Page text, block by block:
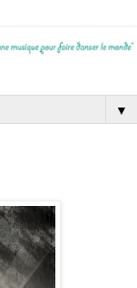
▼